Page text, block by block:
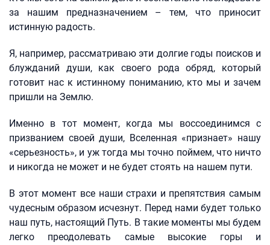
за нашим предназначением – тем, что приносит
истинную радость.
Я, например, рассматриваю эти долгие годы поисков и
блужданий души, как своего рода обряд, который
готовит нас к истинному пониманию, кто мы и зачем
пришли на Землю.
Именно в тот момент, когда мы воссоединимся с
призванием своей души, Вселенная «признает» нашу
«серьезность», и уж тогда мы точно поймем, что ничто
и никогда не может и не будет стоять на нашем пути.
В этот момент все наши страхи и препятствия самым
чудесным образом исчезнут. Перед нами будет только
наш путь, настоящий Путь. В такие моменты мы будем
легко преодолевать самые высокие горы и